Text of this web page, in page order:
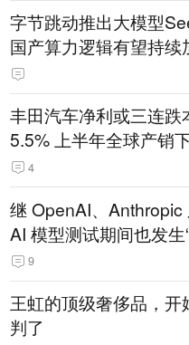
字节跳动推出大模型
国产算力逻辑有望持续
丰田汽车净利或三连跌
5.5% 上半年全球产销
14.3万辆
4
继 OpenAI、Anthropic
AI 模型测试期间也发生
9
王虹的顶级奢侈品，开
判了